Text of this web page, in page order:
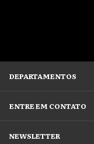
DEPARTAMENTOS
ENTRE EM CONTATO
NEWSLETTER